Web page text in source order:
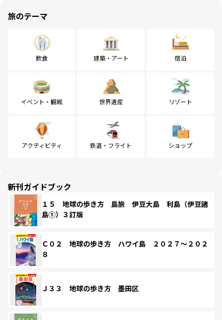
旅のテーマ
飲食 建築・アート 宿泊
イベント・観戦 世界遺産 リゾート
アクティビティ 鉄道・フライト ショップ
新刊ガイドブック
１５ 地球の歩き方 島旅 伊豆大島 利島（伊豆諸
島①）３訂版
Ｃ０２ 地球の歩き方 ハワイ島 ２０２７～２０２
８
Ｊ３３ 地球の歩き方 墨田区